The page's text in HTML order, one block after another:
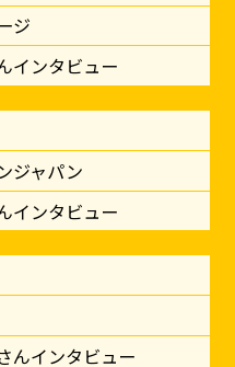
ジ
インタビュー
ジャパン
インタビュー
んインタビュー